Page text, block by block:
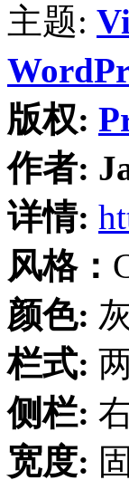
主题:
版权:
作者:
详情:
风格：
颜色:
栏式:
侧栏:
宽度: